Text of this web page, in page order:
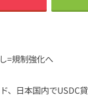
=規制強化へ
、日本国内でUSDC